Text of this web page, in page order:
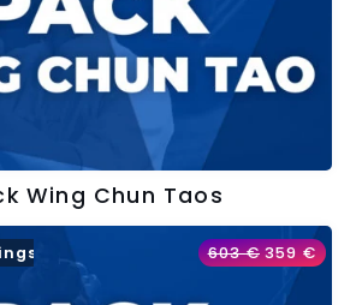
Wing Chun Taos
603€ 359€